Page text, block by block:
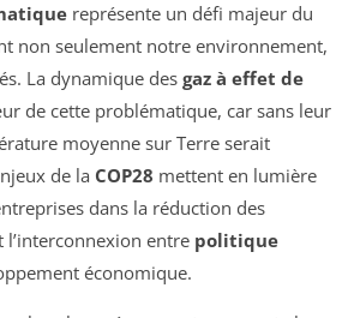
représente un défi majeur du
non seulement notre environnement,
La dynamique des gaz à effet de
de cette problématique, car sans leur
moyenne sur Terre serait
de la COP28 mettent en lumière
dans la réduction des
entre politique
économique.